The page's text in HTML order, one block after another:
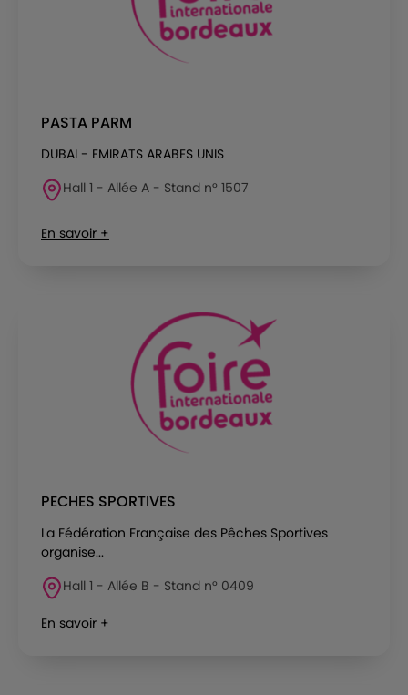
PASTA PARM
DUBAI - EMIRATS ARABES UNIS
Hall 1 - Allée A - Stand n° 1507
En savoir +
PECHES SPORTIVES
La Fédération Française des Pêches Sportives
organise...
Hall 1 - Allée B - Stand n° 0409
En savoir +